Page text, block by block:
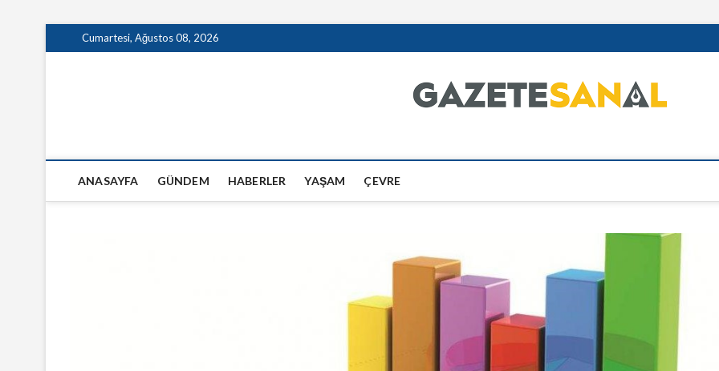
to
Cumartesi, Ağustos 08, 2026
ANASAYFA GÜNDEM HABERLER YAŞAM ÇEVRE